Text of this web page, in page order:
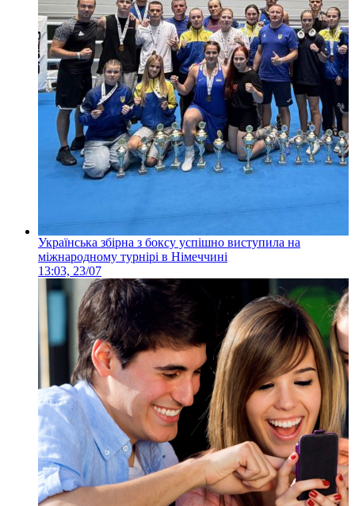
Українська збірна з боксу успішно виступила на
міжнародному турнірі в Німеччині
13:03, 23/07